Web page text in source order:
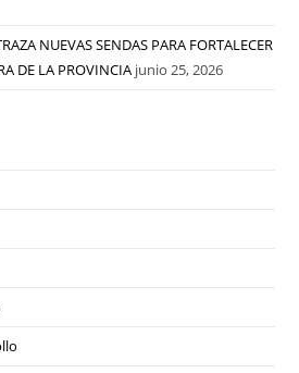
NUEVAS SENDAS PARA FORTALECER
DE LA PROVINCIA junio 25, 2026